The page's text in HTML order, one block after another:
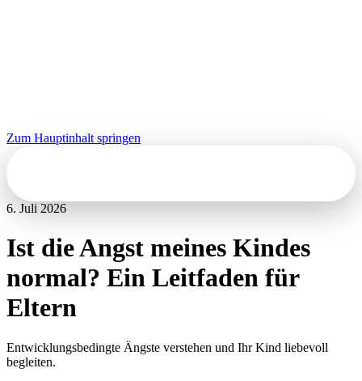
Zum Hauptinhalt springen
6. Juli 2026
Ist die Angst meines Kindes
normal? Ein Leitfaden für
Eltern
Entwicklungsbedingte Ängste verstehen und Ihr Kind liebevoll
begleiten.